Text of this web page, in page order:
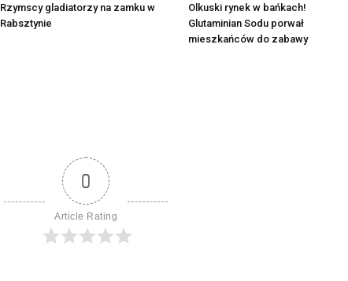
Rzymscy gladiatorzy na zamku w
Rabsztynie
Olkuski rynek w bańkach!
Glutaminian Sodu porwał
mieszkańców do zabawy
0
Article Rating